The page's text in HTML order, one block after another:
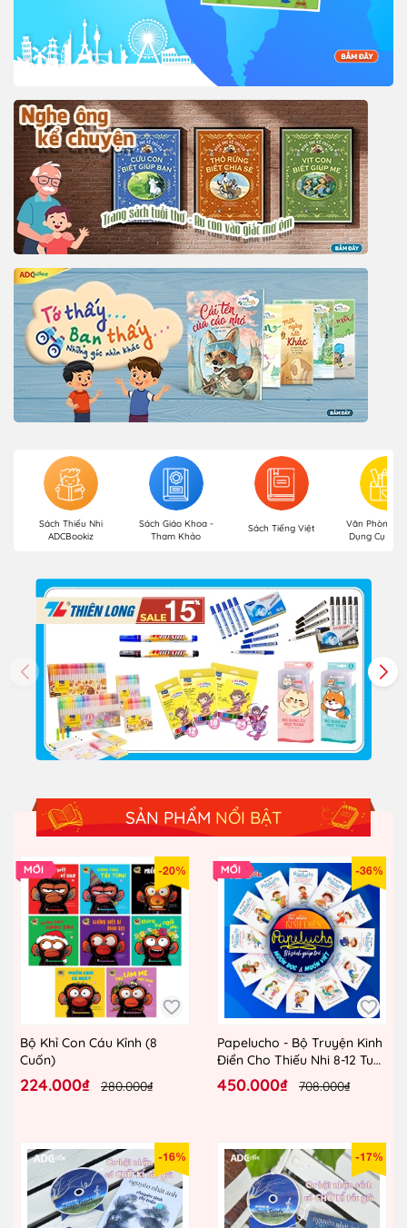
Sách Thiếu Nhi
ADCBookiz
Sách Giáo Khoa -
Tham Khảo
Sách Tiếng Việt
Văn Phòng
Dụng Cụ Học
SẢN PHẨM NỔI BẬT
-20%
Bộ Khỉ Con Cáu Kỉnh (8
Cuốn)
224.000₫ 280.000₫
-36%
Papelucho - Bộ Truyện Kinh
Điển Cho Thiếu Nhi 8-12 Tuổi
(12 Tập Lẻ)
450.000₫ 708.000₫
-16% -17%